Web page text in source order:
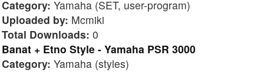
Category: Yamaha (SET, user-program)
Uploaded by: Mcmiki
Total Downloads: 0
Banat + Etno Style - Yamaha PSR 3000
Category: Yamaha (styles)